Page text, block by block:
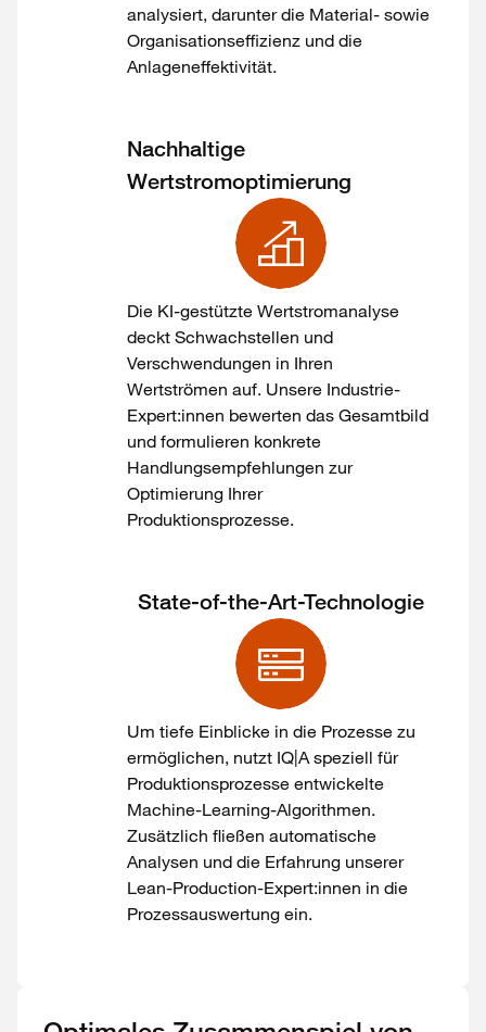
analysiert, darunter die Material- sowie
Organisationseffizienz und die
Anlageneffektivität.
Nachhaltige
Wertstromoptimierung
Die KI-gestützte Wertstromanalyse
deckt Schwachstellen und
Verschwendungen in Ihren
Wertströmen auf. Unsere Industrie-
Expert:innen bewerten das Gesamtbild
und formulieren konkrete
Handlungsempfehlungen zur
Optimierung Ihrer
Produktionsprozesse.
State-of-the-Art-Technologie
Um tiefe Einblicke in die Prozesse zu
ermöglichen, nutzt IQ|A speziell für
Produktionsprozesse entwickelte
Machine-Learning-Algorithmen.
Zusätzlich fließen automatische
Analysen und die Erfahrung unserer
Lean-Production-Expert:innen in die
Prozessauswertung ein.